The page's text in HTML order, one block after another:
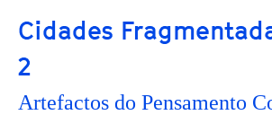
Cidades
2
Artefactos do Pensamento